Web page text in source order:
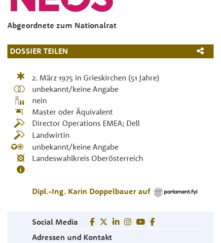
Abgeordnete zum Nationalrat
DOSSIER TEILEN
2. März 1975 in Grieskirchen (51 Jahre)
unbekannt/keine Angabe
nein
Master oder Äquivalent
Director Operations EMEA; Dell
Landwirtin
unbekannt/keine Angabe
Landeswahlkreis Oberösterreich
Dipl.-Ing. Karin Doppelbauerauf
Social Media
Adressen und Kontakt